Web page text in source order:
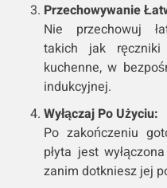
Przechowywanie
Nie przechowuj
takich jak
kuchenne, w
indukcyjnej.
Wyłączaj Po Użyciu:
Po zakończeniu
płyta jest
zanim dotkniesz jej